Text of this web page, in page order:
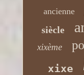
ancienne
siècle
xixème
xixe